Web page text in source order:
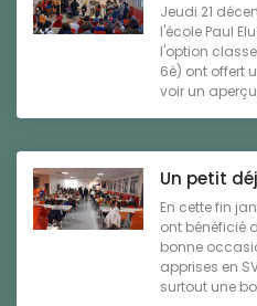
Jeudi 21
l'école Paul
l'option
6è) ont offert
voir un
Un petit
En cette fin
ont bénéficié
bonne
apprises en
surtout une